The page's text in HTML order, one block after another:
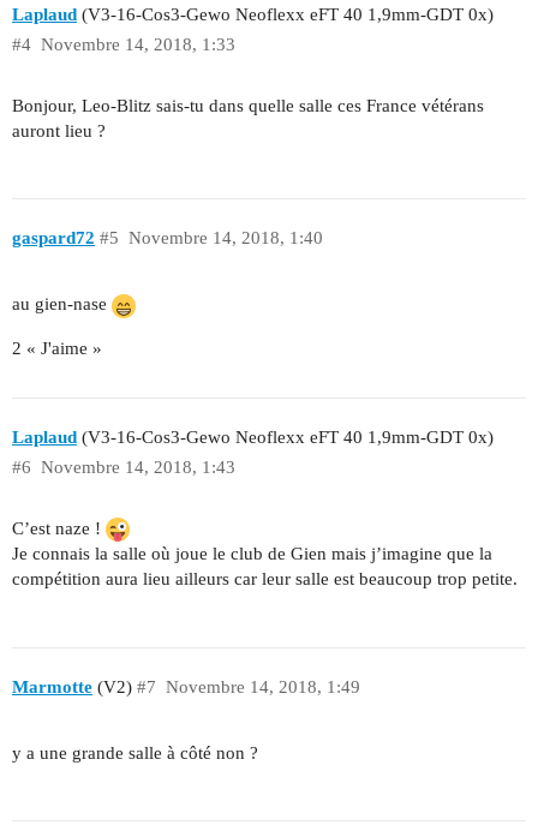
Laplaud (V3-16-Cos3-Gewo Neoflexx eFT 40 1,9mm-GDT 0x)
Novembre 14, 2018, 1:33
#4
Bonjour, Leo-Blitz sais-tu dans quelle salle ces France vétérans
auront lieu ?
gaspard72 Novembre 14, 2018, 1:40
#5
au gien-nase
2 « J'aime »
Laplaud (V3-16-Cos3-Gewo Neoflexx eFT 40 1,9mm-GDT 0x)
Novembre 14, 2018, 1:43
#6
C’est naze !
Je connais la salle où joue le club de Gien mais j’imagine que la
compétition aura lieu ailleurs car leur salle est beaucoup trop petite.
Marmotte (V2) Novembre 14, 2018, 1:49
#7
y a une grande salle à côté non ?